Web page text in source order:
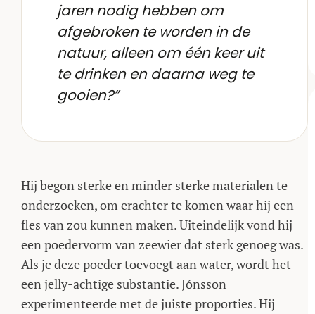
jaren nodig hebben om
afgebroken te worden in de
natuur, alleen om één keer uit
te drinken en daarna weg te
gooien?”
Hij begon sterke en minder sterke materialen te
onderzoeken, om erachter te komen waar hij een
fles van zou kunnen maken. Uiteindelijk vond hij
een poedervorm van zeewier dat sterk genoeg was.
Als je deze poeder toevoegt aan water, wordt het
een jelly-achtige substantie. Jónsson
experimenteerde met de juiste proporties. Hij